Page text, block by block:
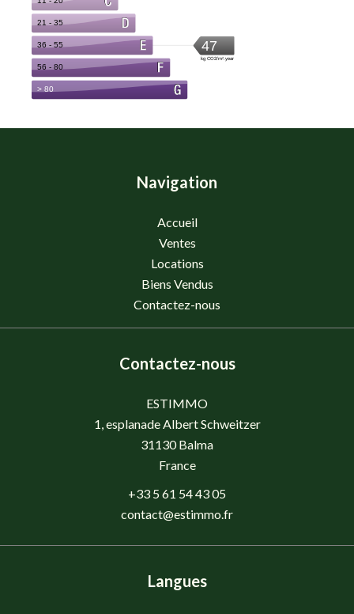
Navigation
Accueil
Ventes
Locations
Biens Vendus
Contactez-nous
Contactez-nous
ESTIMMO
1, esplanade Albert Schweitzer
31130Balma
France
+33 5 61 54 43 05
contact@estimmo.fr
Langues